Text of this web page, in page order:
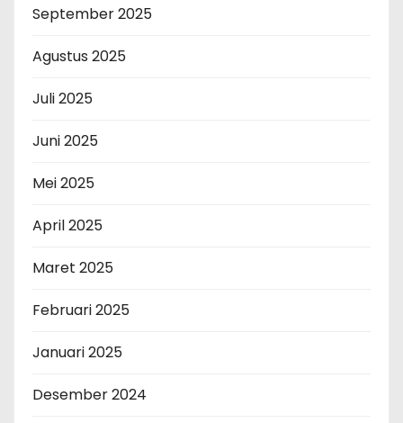
September 2025
Agustus 2025
Juli 2025
Juni 2025
Mei 2025
April 2025
Maret 2025
Februari 2025
Januari 2025
Desember 2024